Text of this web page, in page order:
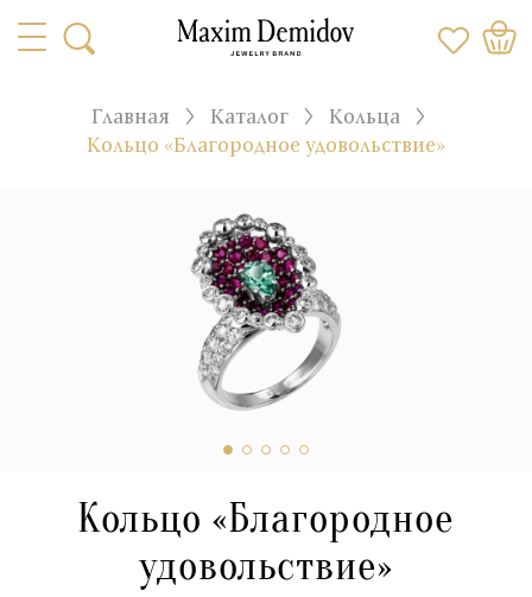
Главная Каталог
Кольца
Кольцо «Благородное удовольствие»
Кольцо «Благородное
удовольствие»